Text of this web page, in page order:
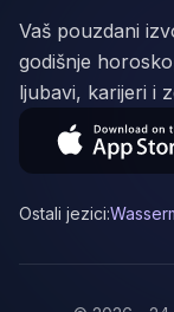
Vaš pouzdani
godišnje
ljubavi, karijeri i
Ostali jezici: